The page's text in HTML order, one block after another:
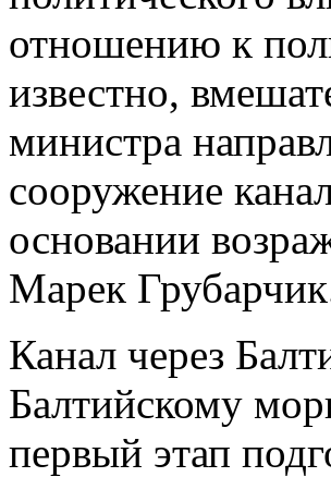
отношению к
известно,
министра
сооружение
основании
Марек
Канал через
Балтийскому
первый этап